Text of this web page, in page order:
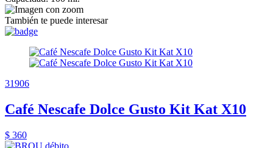
También te puede interesar
31906
Café Nescafe Dolce Gusto Kit Kat X10
$ 360